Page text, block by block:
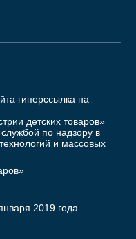
гиперссылка на
детских товаров»
по надзору в
и массовых
2019 года